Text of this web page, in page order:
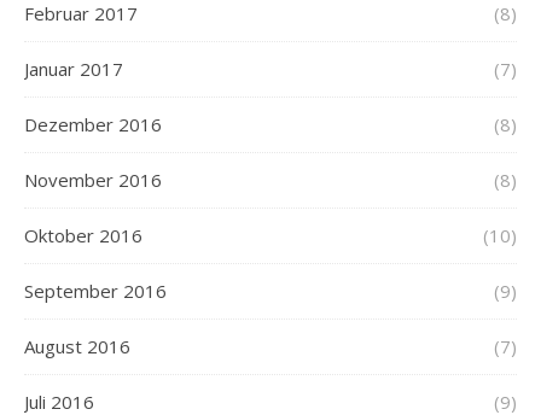
Februar 2017 (8)
Januar 2017 (7)
Dezember 2016 (8)
November 2016 (8)
Oktober 2016 (10)
September 2016 (9)
August 2016 (7)
Juli 2016 (9)